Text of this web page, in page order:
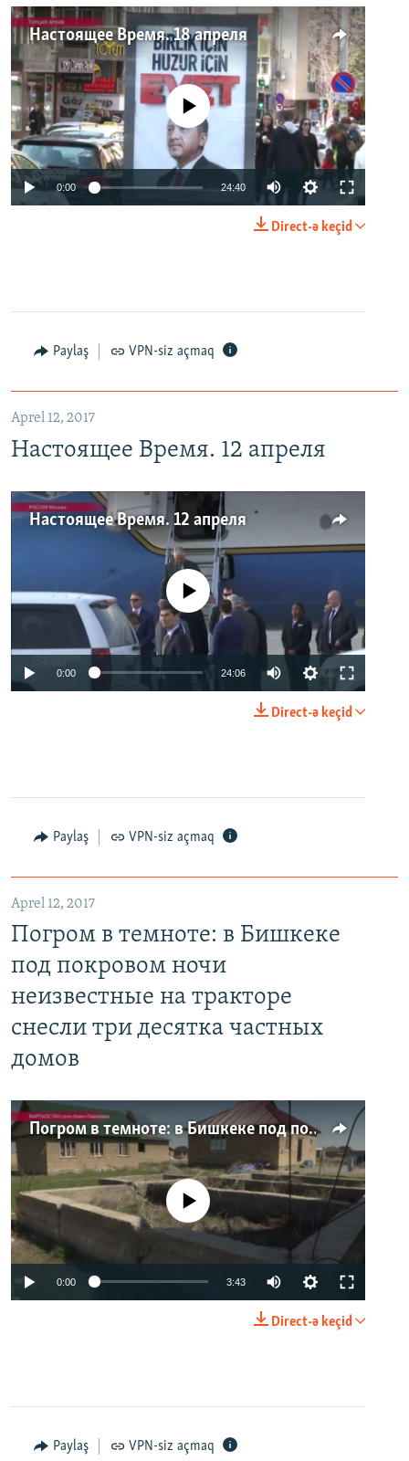
Настоящее Время. 18 апреля
No media source currently available
0:00 24:40
Direct-ə keçid
Paylaş VPN-siz açmaq
Aprel 12, 2017
Настоящее Время. 12 апреля
Настоящее Время. 12 апреля
No media source currently available
0:00 24:06
Direct-ə keçid
Paylaş VPN-siz açmaq
Aprel 12, 2017
Погром в темноте: в Бишкеке
под покровом ночи
неизвестные на тракторе
снесли три десятка частных
домов
Погром в темноте: в Бишкеке под покровом ночи неизвестные на тракторе снесли три десятка частных домов
No media source currently available
0:00 3:43
Direct-ə keçid
Paylaş VPN-siz açmaq